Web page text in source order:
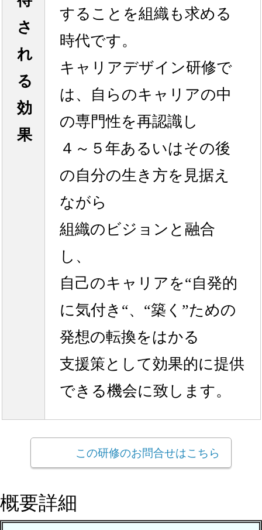
さ
れ
る
効
果
することを組織も求める
時代です。
キャリアデザイン研修で
は、自らのキャリアの中
の専門性を再認識し
４～５年あるいはその後
の自分の生き方を見据え
ながら
組織のビジョンと融合
し、
自己のキャリアを“自発的
に気付き“、“築く”ための
発想の転換をはかる
支援策として効果的に提供
できる機会に致します。
この研修のお問合せはこちら
概要詳細